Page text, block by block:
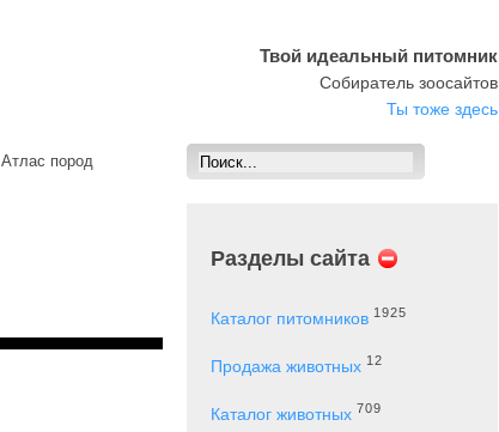
Твой идеальный питомник
Собиратель зоосайтов
Ты тоже здесь
Атлас пород
Разделы сайта
Каталог питомников 1925
Продажа животных 12
Каталог животных 709